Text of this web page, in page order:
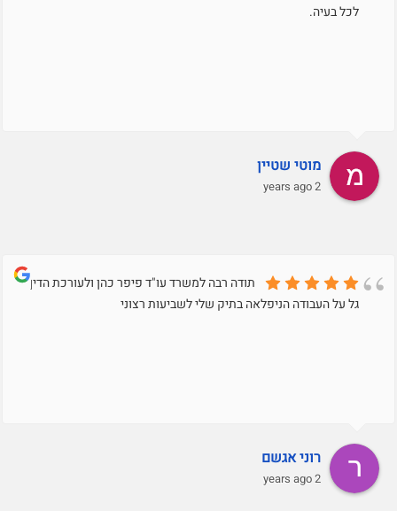
לכל בעיה.
מוטי שטיין
2 years ago
תודה רבה למשרד עו"ד פיפר כהן ולעורכת הדין
גל על העבודה הניפלאה בתיק שלי לשביעות רצוני
רוני אגשם
2 years ago